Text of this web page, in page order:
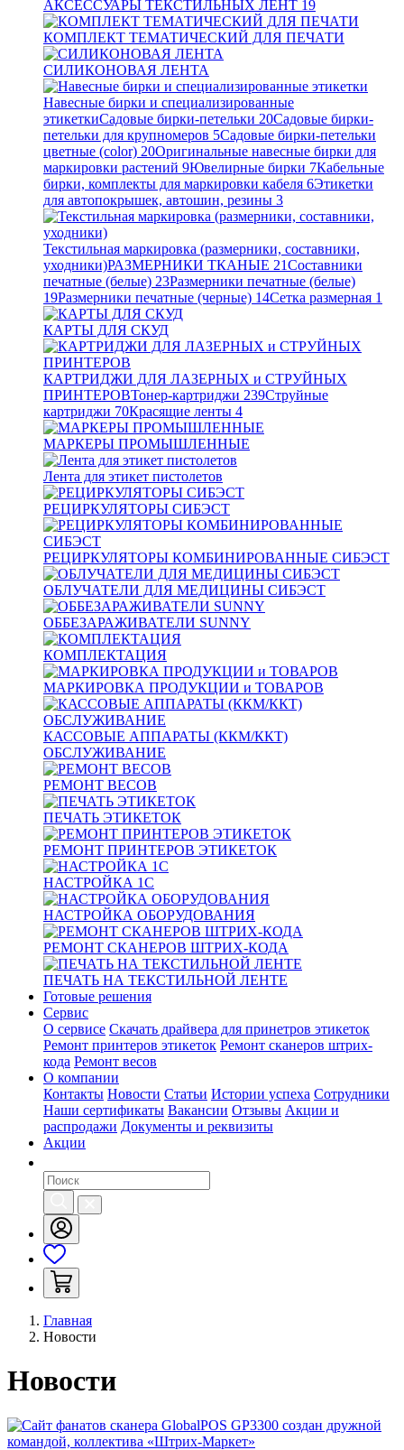
АКСЕССУАРЫ ТЕКСТИЛЬНЫХ ЛЕНТ 19
КОМПЛЕКТ ТЕМАТИЧЕСКИЙ ДЛЯ ПЕЧАТИ
СИЛИКОНОВАЯ ЛЕНТА
Навесные бирки и специализированные
этикеткиСадовые бирки-петельки 20Садовые бирки-
петельки для крупномеров 5Садовые бирки-петельки
цветные (color) 20Оригинальные навесные бирки для
маркировки растений 9Ювелирные бирки 7Кабельные
бирки, комплекты для маркировки кабеля 6Этикетки
для автопокрышек, автошин, резины 3
Текстильная маркировка (размерники, составники,
уходники)РАЗМЕРНИКИ ТКАНЫЕ 21Составники
печатные (белые) 23Размерники печатные (белые)
19Размерники печатные (черные) 14Сетка размерная 1
КАРТЫ ДЛЯ СКУД
КАРТРИДЖИ ДЛЯ ЛАЗЕРНЫХ и СТРУЙНЫХ
ПРИНТЕРОВТонер-картриджи 239Струйные
картриджи 70Красящие ленты 4
МАРКЕРЫ ПРОМЫШЛЕННЫЕ
Лента для этикет пистолетов
РЕЦИРКУЛЯТОРЫ СИБЭСТ
РЕЦИРКУЛЯТОРЫ КОМБИНИРОВАННЫЕ СИБЭСТ
ОБЛУЧАТЕЛИ ДЛЯ МЕДИЦИНЫ СИБЭСТ
ОББЕЗАРАЖИВАТЕЛИ SUNNY
КОМПЛЕКТАЦИЯ
МАРКИРОВКА ПРОДУКЦИИ и ТОВАРОВ
КАССОВЫЕ АППАРАТЫ (ККМ/ККТ)
ОБСЛУЖИВАНИЕ
РЕМОНТ ВЕСОВ
ПЕЧАТЬ ЭТИКЕТОК
РЕМОНТ ПРИНТЕРОВ ЭТИКЕТОК
НАСТРОЙКА 1С
НАСТРОЙКА ОБОРУДОВАНИЯ
РЕМОНТ СКАНЕРОВ ШТРИХ-КОДА
ПЕЧАТЬ НА ТЕКСТИЛЬНОЙ ЛЕНТЕ
Готовые решения
Сервис
О сервисе Скачать драйвера для принетров этикеток
Ремонт принтеров этикеток Ремонт сканеров штрих-
кода Ремонт весов
О компании
Контакты Новости Статьи Истории успеха Сотрудники
Наши сертификаты Вакансии Отзывы Акции и
распродажи Документы и реквизиты
Акции
Главная
Новости
Новости